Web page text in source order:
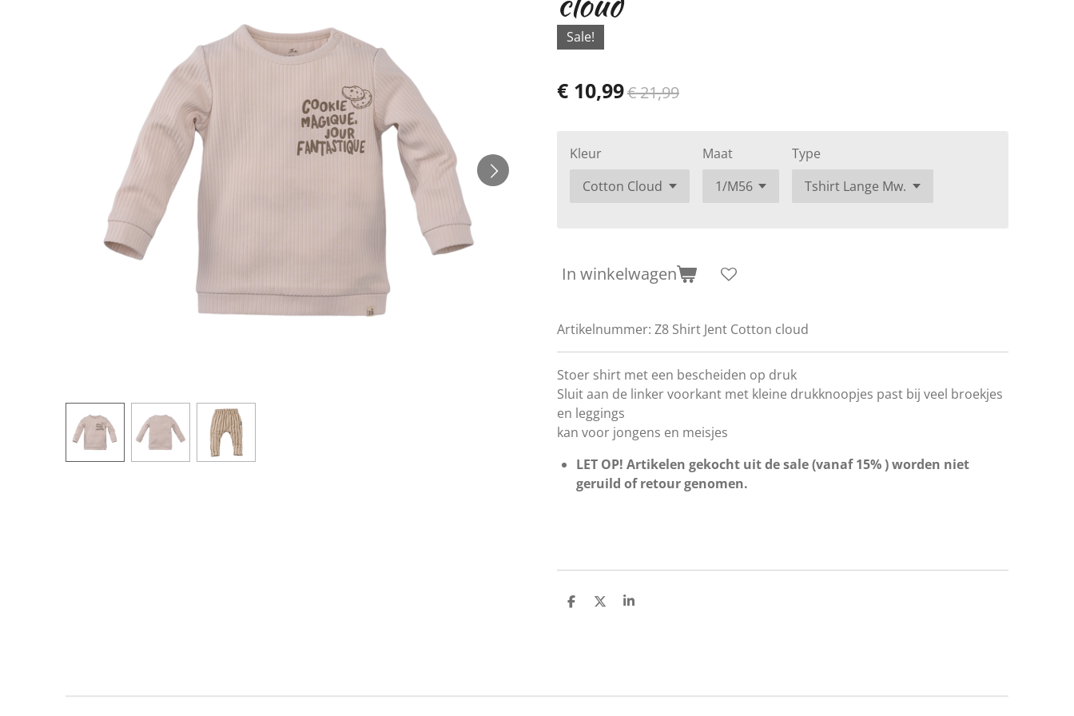
Sale!
€ 10,99€ 21,99
Kleur Maat Type
In winkelwagen
Artikelnummer: Z8 Shirt Jent Cotton cloud
Stoer shirt met een bescheiden op druk
Sluit aan de linker voorkant met kleine drukknoopjes past bij veel broekjes
en leggings
kan voor jongens en meisjes
LET OP! Artikelen gekocht uit de sale (vanaf 15% ) worden niet
geruild of retour genomen.
D
D
S